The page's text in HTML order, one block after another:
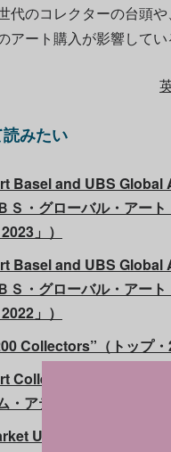
代のコレクターの台頭
アート購入が影響してい
みたい
Basel and UBS
Ｓ・グローバル・アー
」）
Basel and UBS
Ｓ・グローバル・アー
」）
Collectors”（トップ・
Collector Instagram
・アテンション・リポー
Update”（アート・